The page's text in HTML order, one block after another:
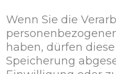
Wenn Sie die
haben, dürfen
Speicherung